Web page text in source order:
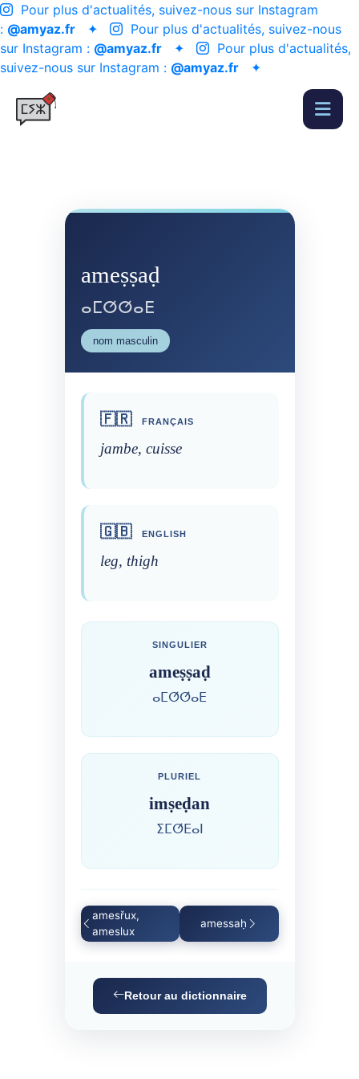
Pour plus d'actualités, suivez-nous sur Instagram
: @amyaz.fr ✦
Pour plus d'actualités, suivez-nous
sur Instagram : @amyaz.fr ✦
Pour plus d'actualités,
suivez-nous sur Instagram : @amyaz.fr ✦
ameṣṣaḍ
ⴰⵎⵚⵚⴰⴹ
nom masculin
🇫🇷 FRANÇAIS
jambe, cuisse
🇬🇧 ENGLISH
leg, thigh
SINGULIER
ameṣṣaḍ
ⴰⵎⵚⵚⴰⴹ
PLURIEL
imṣeḍan
ⵉⵎⵚⴹⴰⵏ
amesřux,
ameslux
amessaḥ
Retour au dictionnaire